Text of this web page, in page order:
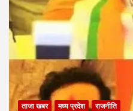
ताजा खबर मध्य प्रदेश राजनीति